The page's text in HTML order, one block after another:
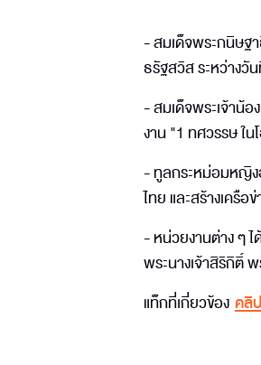
- สมเด็จพระกนิษฐ
ธรัฐสวิส ระหว่าง
- สมเด็จพระเจ้าน้
งาน "1 ทศวรรษ ใ
- ทูลกระหม่อมหญิ
ไทย และสร้างเครื
- หน่วยงานต่าง ๆ
พระนางเจ้าสิริกิติ์
แท็กที่เกี่ยวข้อง คลิ